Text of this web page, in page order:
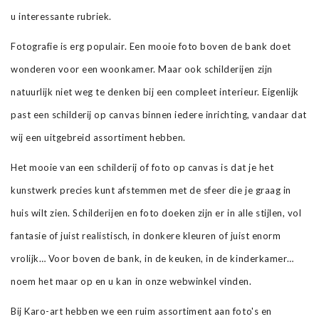
u interessante rubriek.
Fotografie is erg populair. Een mooie foto boven de bank doet
wonderen voor een woonkamer. Maar ook schilderijen zijn
natuurlijk niet weg te denken bij een compleet interieur. Eigenlijk
past een schilderij op canvas binnen iedere inrichting, vandaar dat
wij een uitgebreid assortiment hebben.
Het mooie van een schilderij of foto op canvas is dat je het
kunstwerk precies kunt afstemmen met de sfeer die je graag in
huis wilt zien. Schilderijen en foto doeken zijn er in alle stijlen, vol
fantasie of juist realistisch, in donkere kleuren of juist enorm
vrolijk… Voor boven de bank, in de keuken, in de kinderkamer…
noem het maar op en u kan in onze webwinkel vinden.
Bij Karo-art hebben we een ruim assortiment aan foto's en